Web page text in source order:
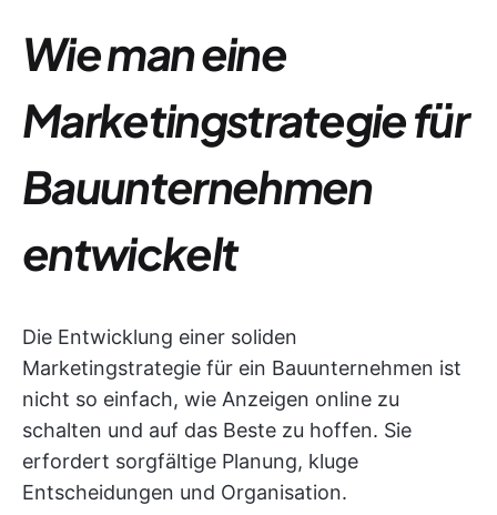
Wie man eine
Marketingstrategie für
Bauunternehmen
entwickelt
Die Entwicklung einer soliden
Marketingstrategie für ein Bauunternehmen ist
nicht so einfach, wie Anzeigen online zu
schalten und auf das Beste zu hoffen. Sie
erfordert sorgfältige Planung, kluge
Entscheidungen und Organisation.